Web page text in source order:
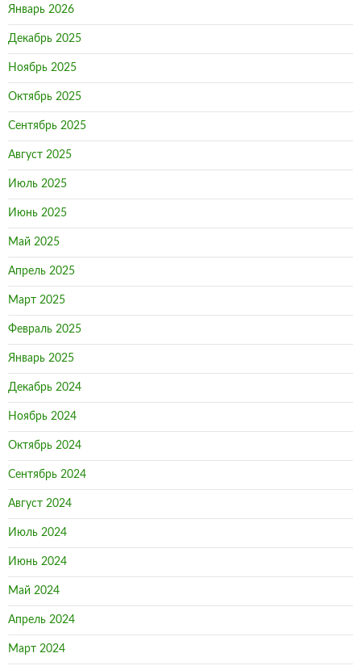
Январь 2026
Декабрь 2025
Ноябрь 2025
Октябрь 2025
Сентябрь 2025
Август 2025
Июль 2025
Июнь 2025
Май 2025
Апрель 2025
Март 2025
Февраль 2025
Январь 2025
Декабрь 2024
Ноябрь 2024
Октябрь 2024
Сентябрь 2024
Август 2024
Июль 2024
Июнь 2024
Май 2024
Апрель 2024
Март 2024